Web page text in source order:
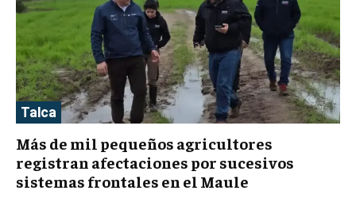
Talca
Más de mil pequeños agricultores
registran afectaciones por sucesivos
sistemas frontales en el Maule